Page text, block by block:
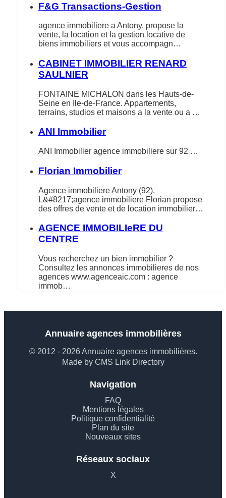
F&G Transactions-Gestion
agence immobiliere a Antony, propose la
vente, la location et la gestion locative de
biens immobiliers et vous accompagn…
CABINET IMMOBILIER RENARD
SAULNIER
FONTAINE MICHALON dans les Hauts-de-
Seine en Ile-de-France. Appartements,
terrains, studios et maisons a la vente ou a …
ANI Immobilier
ANI Immobilier agence immobiliere sur 92 …
Florian Immobilier
Agence immobiliere Antony (92).
L&#8217;agence immobiliere Florian propose
des offres de vente et de location immobilier…
AGENCE IMMOBILIeRE DU
CENTRE
Vous recherchez un bien immobilier ?
Consultez les annonces immobilieres de nos
agences www.agenceaic.com : agence
immob…
Annuaire agences immobilières
© 2012 - 2026 Annuaire agences immobilières.
Made by CMS Link Directory
Navigation
FAQ
Mentions légales
Politique confidentialité
Plan du site
Nouveaux sites
Réseaux sociaux
X